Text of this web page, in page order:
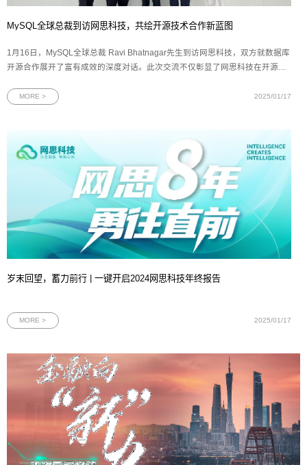
MySQL全球总裁到访网思科技，共绘开源技术合作新蓝图
1月16日，MySQL全球总裁 Ravi Bhatnagar先生到访网思科技，双方就数据库
开源合作展开了富有成效的深度对话。此次交流不仅彰显了网思科技在开源技
动数字化转型方面的决心和行动力。MySQL，作为一款秉承开源理念、功能强
MORE > 2025/01/17
岁末回望，蓄力前行 | 一键开启2024网思科技年终报告
MORE > 2025/01/17